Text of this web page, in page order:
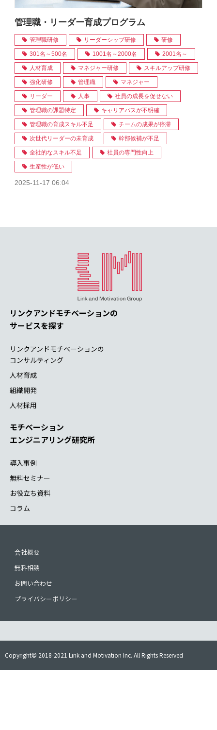
管理職・リーダー育成プログラム
管理職研修 リーダーシップ研修 研修
301名～500名 1001名～2000名 2001名～
人材育成 マネジャー研修 スキルアップ研修
強化研修 管理職 マネジャー
リーダー 人事 社員の成長を促せない
管理職の課題特定 キャリアパスが不明確
管理職の育成スキル不足 チームの成果が停滞
次世代リーダーの未育成 幹部候補が不足
全社的なスキル不足 社員の専門性向上
生産性が低い
2025-11-17 06:04
リンクアンドモチベーションの
サービスを探す
リンクアンドモチベーションの
コンサルティング
人材育成
組織開発
人材採用
モチベーション
エンジニアリング研究所
導入事例
無料セミナー
お役立ち資料
コラム
会社概要
無料相談
お問い合わせ
プライバシーポリシー
Copyright© 2018-2021 Link and Motivation Inc. All Rights Reserved